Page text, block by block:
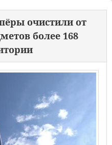
очистили от
более 168